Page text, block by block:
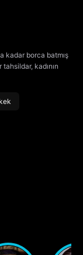
kadar borca batmış
kadının